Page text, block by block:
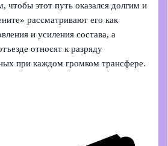
чтобы этот путь оказался долгим и
рассматривают его как
и усиления состава, а
относят к разряду
при каждом громком трансфере.